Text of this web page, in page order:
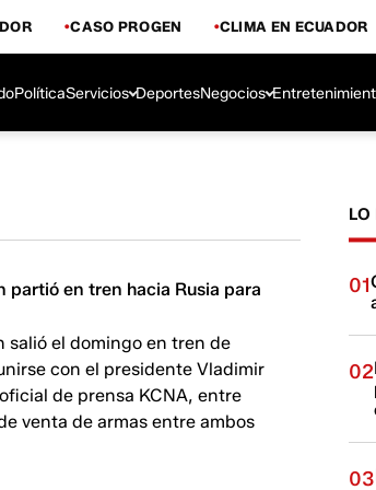
CASO PROGEN CLIMA EN ECUADOR
PolíticaServicios DeportesNegocios
partió en tren hacia Rusia para
salió el domingo en tren de
con el presidente Vladimir
de prensa KCNA, entre
venta de armas entre ambos
LO
01
02
03